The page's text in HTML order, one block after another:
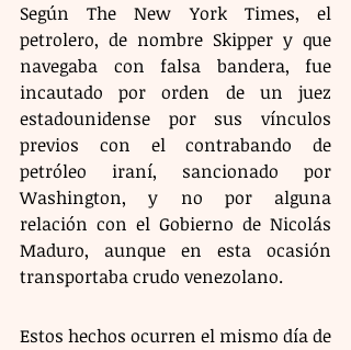
Según The New York Times, el
petrolero, de nombre Skipper y que
navegaba con falsa bandera, fue
incautado por orden de un juez
estadounidense por sus vínculos
previos con el contrabando de
petróleo iraní, sancionado por
Washington, y no por alguna
relación con el Gobierno de Nicolás
Maduro, aunque en esta ocasión
transportaba crudo venezolano.
Estos hechos ocurren el mismo día de